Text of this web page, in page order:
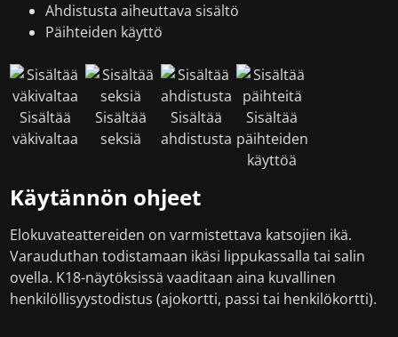
Ahdistusta aiheuttava sisältö
Päihteiden käyttö
Sisältää
väkivaltaa
Sisältää
seksiä
Sisältää
ahdistusta
Sisältää
päihteiden
käyttöä
Käytännön ohjeet
Elokuvateattereiden on varmistettava katsojien ikä.
Varauduthan todistamaan ikäsi lippukassalla tai salin
ovella. K18-näytöksissä vaaditaan aina kuvallinen
henkilöllisyystodistus (ajokortti, passi tai henkilökortti).